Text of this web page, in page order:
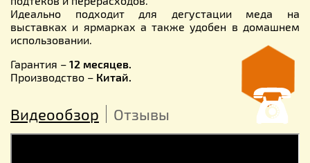
Идеально подходит для дегустации меда на
выставках и ярмарках а также удобен в домашнем
использовании.
Гарантия – 12 месяцев.
Производство – Китай.
Видеообзор Отзывы